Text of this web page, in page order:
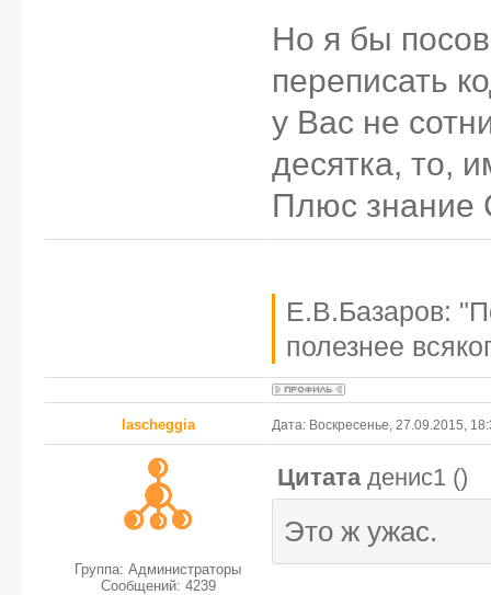
Но я бы
переписать
у Вас не
десятка, то,
Плюс знание
Е.В.Базаров:
полезнее
lascheggia Дата: Воскресенье, 27.09.2015,
Группа: Администраторы
Сообщений: 4239
Цитата денис1 ()
Это ж ужас.